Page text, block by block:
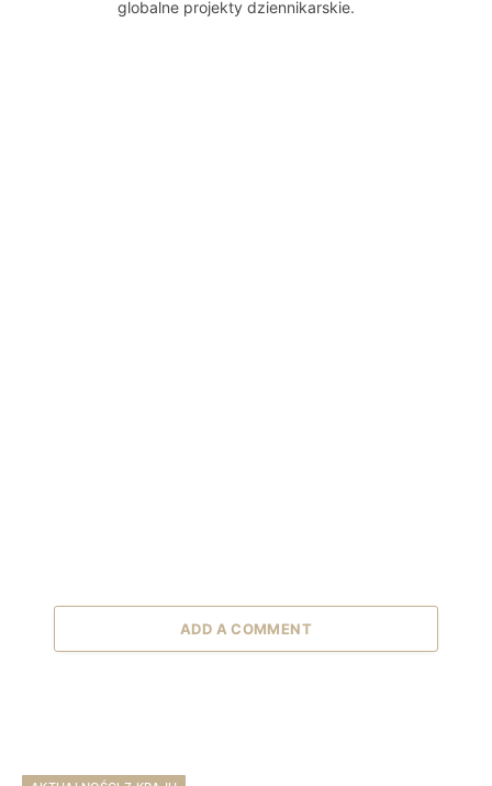
globalne projekty dziennikarskie.
ADD A COMMENT